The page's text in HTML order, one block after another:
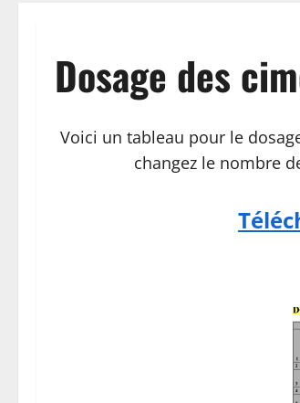
Dosage des
Voici un tableau pour le
changez le nombre